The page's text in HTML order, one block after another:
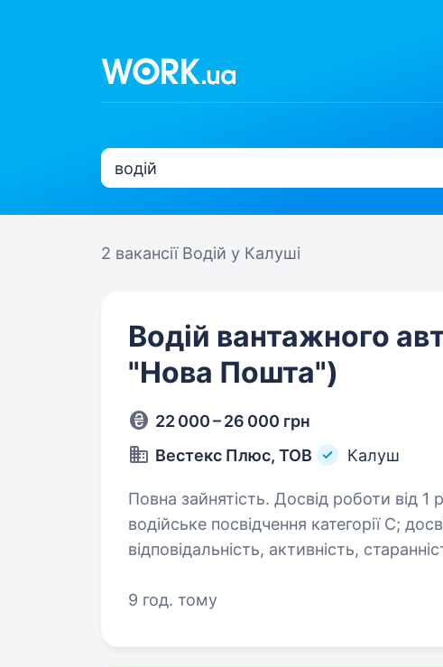
2 вакансії Водій у Калуші
Водій вантажного
"Нова Пошта")
22 000 – 26 000 грн
Вестекс Плюс, ТОВ
Калуш
Повна зайнятість. Досвід роботи від 1 року. Опис
водійське посвідчення категорії С; досвід роботи; комунікабельність,
відповідальність, активність, старанність. Обов’язки: перевезення
9 год. тому